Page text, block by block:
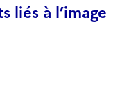
liés à l’image